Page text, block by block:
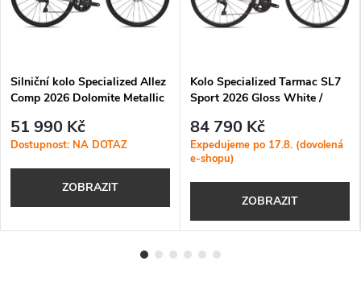
Silniční kolo Specialized Allez
Comp 2026 Dolomite Metallic
51 990 Kč
Dostupnost: NA DOTAZ
ZOBRAZIT
Kolo Specialized Tarmac SL7
Sport 2026 Gloss White /
84 790 Kč
Expedujeme po 17.8. (dovolená
e-shopu)
ZOBRAZIT